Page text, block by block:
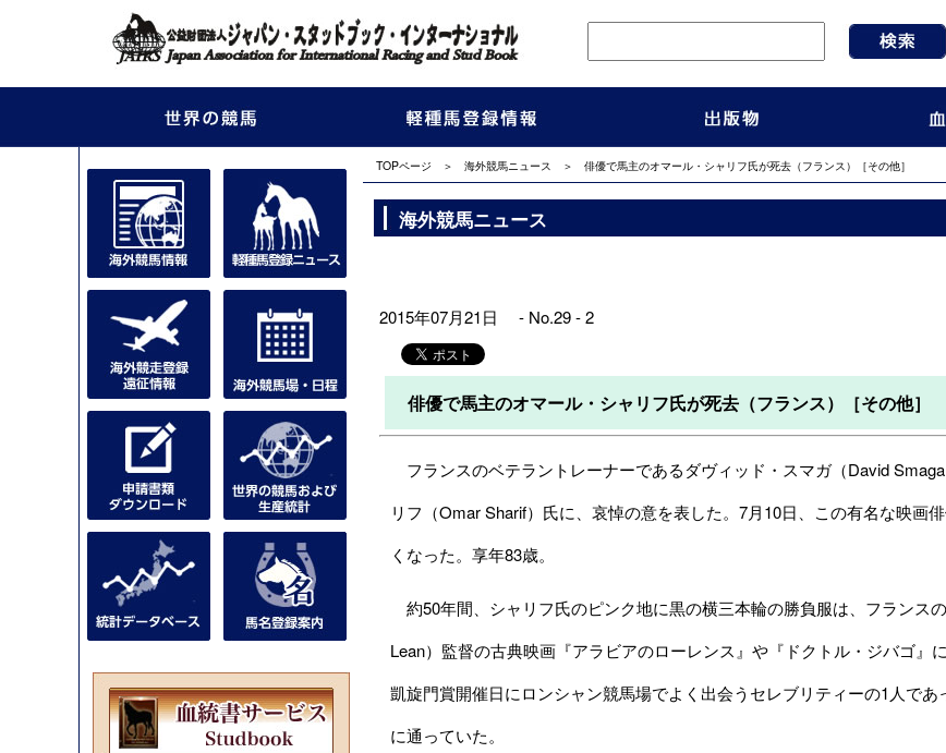
TOPページ ＞ 海外競馬ニュース ＞ 俳優で馬主のオマール・シャリフ氏が死去（フランス）［その他］
海外競馬ニュース
2015年07月21日 - No.29 - 2
俳優で馬主のオマール・シャリフ氏が死去（フランス）［その他］
フランスのベテラントレーナーであるダヴィッド・スマガ（David
リフ（Omar Sharif）氏に、哀悼の意を表した。7月10日、この有名な映画
くなった。享年83歳。
約50年間、シャリフ氏のピンク地に黒の横三本輪の勝負服は、フランス
Lean）監督の古典映画『アラビアのローレンス』や『ドクトル・ジバゴ』
凱旋門賞開催日にロンシャン競馬場でよく出会うセレブリティーの1人で
に通っていた。